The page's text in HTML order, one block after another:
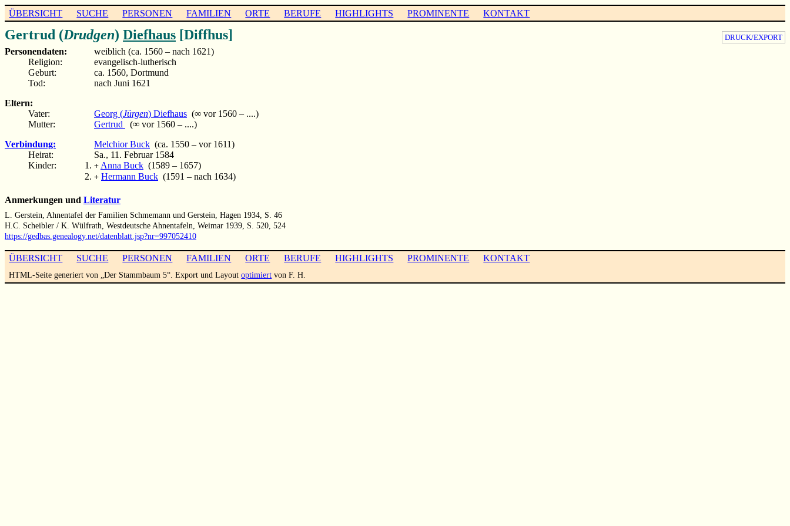
ÜBERSICHT SUCHE PERSONEN FAMILIEN ORTE BERUFE HIGHLIGHTS PROMINENTE KONTAKT
DRUCK/EXPORT
Gertrud (Drudgen) Diefhaus [Diffhus]
Personendaten:
weiblich (ca. 1560 – nach 1621)
Religion:
evangelisch-lutherisch
Geburt:
ca. 1560, Dortmund
Tod:
nach Juni 1621
Eltern:
Vater:
Georg (Jürgen) Diefhaus (∞ vor 1560 – ....)
Mutter:
Gertrud
(∞ vor 1560 – ....)
Verbindung:
Melchior Buck (ca. 1550 – vor 1611)
Heirat:
Sa., 11. Februar 1584
Kinder:
+ Anna Buck (1589 – 1657)
+ Hermann Buck (1591 – nach 1634)
Anmerkungen und Literatur
L. Gerstein, Ahnentafel der Familien Schmemann und Gerstein, Hagen 1934, S. 46
H.C. Scheibler / K. Wülfrath, Westdeutsche Ahnentafeln, Weimar 1939, S. 520, 524
https://gedbas.genealogy.net/datenblatt.jsp?nr=997052410
ÜBERSICHT SUCHE PERSONEN FAMILIEN ORTE BERUFE HIGHLIGHTS PROMINENTE KONTAKT
HTML-Seite generiert von „Der Stammbaum 5“. Export und Layoutoptimiert von F. H.